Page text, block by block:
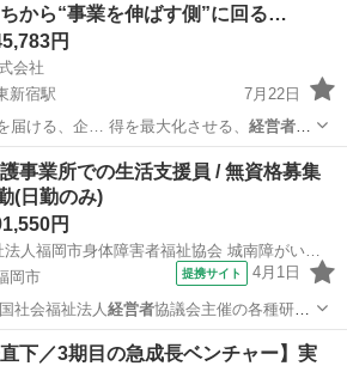
から“事業を伸ばす側”に回る…
円
会社
新宿駅
7月22日
届ける、企… 得を最大化させる、 経営者向
駅 その他
事業所での生活支援員 / 無資格募集
(日勤のみ)
円
社会福祉法人福岡市身体障害者福祉協会 城南障がい者フレンドホーム
岡市
提携サイト 4月1日
社会福祉法人経営者協議会主催の各種研修
直下／3期目の急成長ベンチャー】実